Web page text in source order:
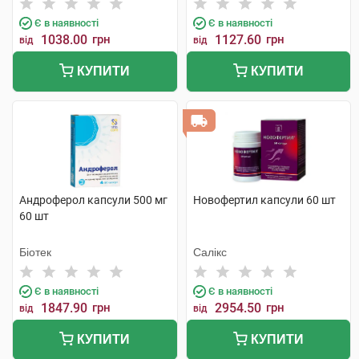
Є в наявності
від 1038.00 грн
КУПИТИ
Є в наявності
від 1127.60 грн
КУПИТИ
Андроферол капсули 500 мг
60 шт
Біотек
Є в наявності
від 1847.90 грн
КУПИТИ
Новофертил капсули 60 шт
Салікс
Є в наявності
від 2954.50 грн
КУПИТИ